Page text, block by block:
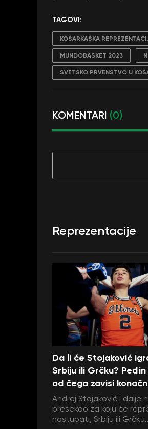
TAGOVI:
KOŠARKAŠKA
MUNDOBASKET 2023
SVETSKO PRVENSTVO U
KOMENTARI (0)
Reprezentacije
Da li će Stojaković
Srbiju ili Grčku?
od čega zavisi
Andrej Stojaković i dalje
presekao za koju će
nastupati, Srbiju ili